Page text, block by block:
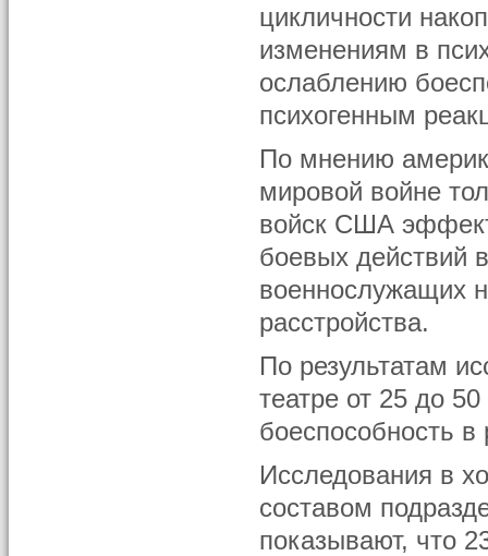
цикличности
изменениям в
ослаблению
психогенным
По мнению
мировой войне
войск США
боевых действий
военнослужащих
расстройства.
По результатам
театре от 25 до
боеспособность в
Исследования в
составом
показывают, что